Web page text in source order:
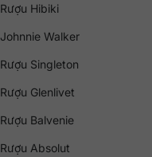
Rượu Hibiki
Johnnie Walker
Rượu Singleton
Rượu Glenlivet
Rượu Balvenie
Rượu Absolut